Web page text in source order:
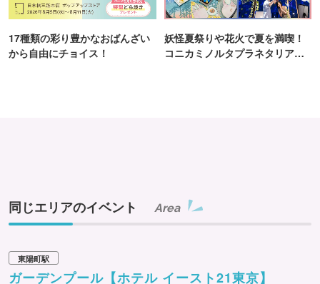
17種類の彩り豊かなおばんざい
から自由にチョイス！
妖怪夏祭りや花火で夏を満喫！
コニカミノルタプラネタリア
同じエリアのイベント Area
東陽町駅
ガーデンプール【ホテル イースト21東京】